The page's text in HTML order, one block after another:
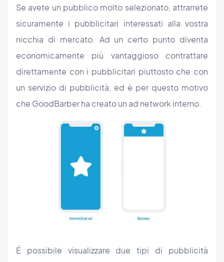
Se avete un pubblico molto selezionato, attrarrete
sicuramente i pubblicitari interessati alla vostra
nicchia di mercato. Ad un certo punto diventa
economicamente più vantaggioso contrattare
direttamente con i pubblicitari piuttosto che con
un servizio di pubblicità, ed è per questo motivo
che GoodBarber ha creato un ad network interno.
É possibile visualizzare due tipi di pubblicità